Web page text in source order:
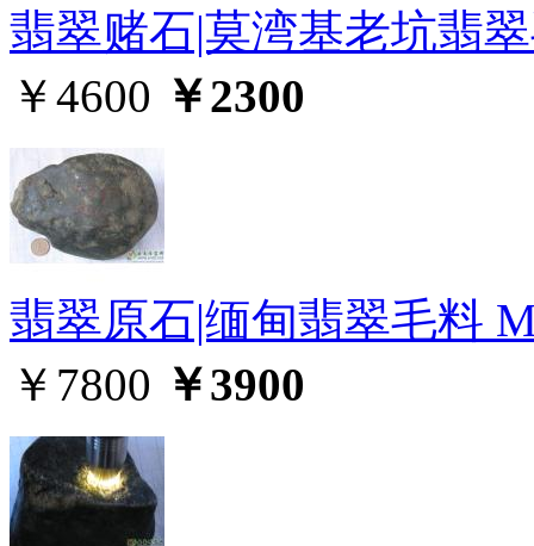
翡翠赌石|莫湾基老坑翡
￥4600 ￥2300
翡翠原石|缅甸翡翠毛料
￥7800 ￥3900